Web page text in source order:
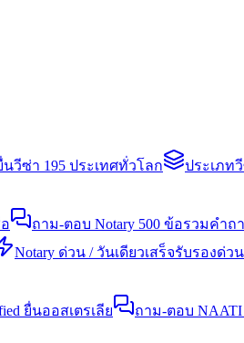
นวีซ่า 195 ประเทศทั่วโลก ประเภท
ถาม-ตอบ Notary 500 ข้อรวมคำถ
Notary ด่วน / วันเดียวเสร็จรับรองด่วน
ยื่นออสเตรเลีย ถาม-ตอบ NAATI